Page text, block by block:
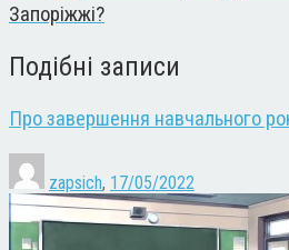
Запоріжжі?
Подібні записи
Про завершення навчального
zapsich, 17/05/2022